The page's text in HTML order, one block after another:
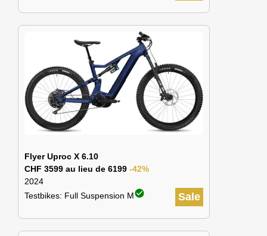
Flyer Uproc X 6.10
CHF 3599 au lieu de 6199 -42%
2024
Sale
Testbikes: Full Suspension Mcheck_circle